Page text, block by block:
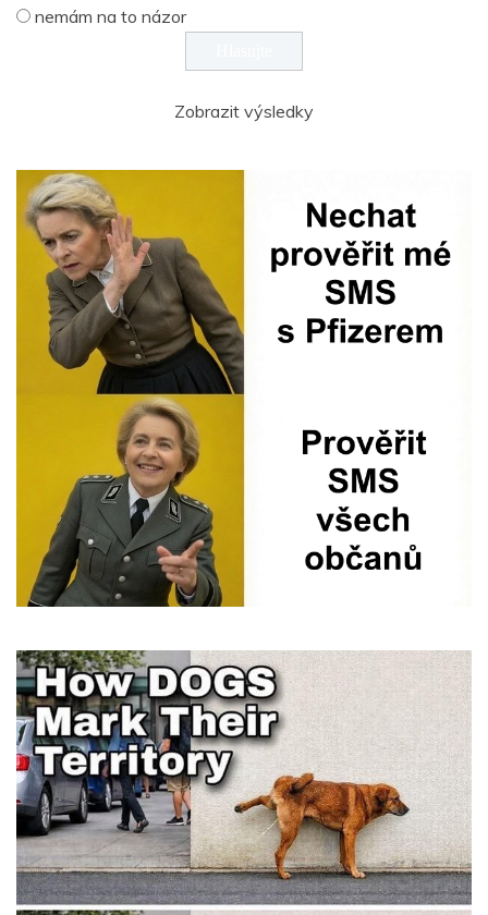
nemám na to názor
Zobrazit výsledky